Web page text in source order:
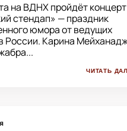
на ВДНХ пройдёт концерт
стендап» — праздник
юмора от ведущих
России. Карина
ЧИТАТЬ